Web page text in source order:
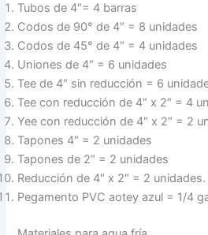
Tubos de 4″= 4 barras
Codos de 90° de 4″ = 8 unidades
Codos de 45° de 4″ = 4 unidades
Uniones de 4″ = 6 unidades
Tee de 4″ sin reducción = 6
Tee con reducción de 4″ x 2″ = 4
Yee con reducción de 4″ x 2″ = 2
Tapones 4″ = 2 unidades
Tapones de 2″ = 2 unidades
Reducción de 4″ x 2″ = 2 unidades.
Pegamento PVC aotey azul = 1/4